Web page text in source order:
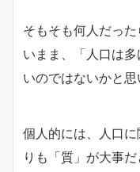
そもそも何人だっ
いまま、「人口は
いのではないかと思
個人的には、人口
りも「質」が大事だ